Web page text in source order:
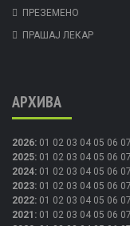
ПРЕЗЕМЕНО
ПРАШАЈ ЛЕКАР
АРХИВА
2026: 01 02 03 04 05 06 07
2025: 01 02 03 04 05 06 07
2024: 01 02 03 04 05 06 07
2023: 01 02 03 04 05 06 07
2022: 01 02 03 04 05 06 07
2021 : 01 02 03 04 05 06 07